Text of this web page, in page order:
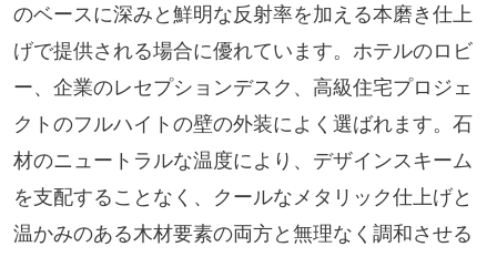
のベースに深みと鮮明な反射率を加える本磨き仕上
げで提供される場合に優れています。ホテルのロビ
ー、企業のレセプションデスク、高級住宅プロジェ
クトのフルハイトの壁の外装によく選ばれます。石
材のニュートラルな温度により、デザインスキーム
を支配することなく、クールなメタリック仕上げと
温かみのある木材要素の両方と無理なく調和させる